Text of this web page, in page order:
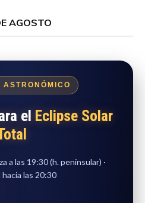
AGOSTO
ASTRONÓMICO
el Eclipse Solar
a las 19:30 (h. peninsular) ·
las 20:30